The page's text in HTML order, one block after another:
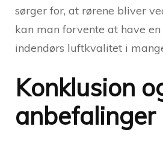
sørger for, at rørene bliver
kan man forvente at have
indendørs luftkvalitet i
Konklusion
anbefalinger